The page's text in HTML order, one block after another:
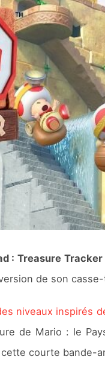
: Treasure Tracker
de son
niveaux inspirés
de Mario : le
courte bande-